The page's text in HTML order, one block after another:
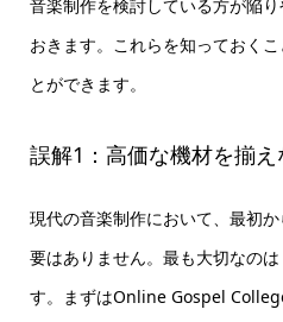
音楽制作を検討している方が陥
おきます。これらを知っておく
とができます。
誤解1：高価な機材を揃
現代の音楽制作において、最初
要はありません。最も大切なの
す。まずはOnline Gospel